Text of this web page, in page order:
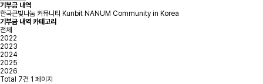
기부금 내역
한국큰빛나눔 커뮤니티 Kunbit NANUM Community in Korea
기부금 내역 카테고리
전체
2022
2023
2024
2025
2026
Total 7건 1 페이지